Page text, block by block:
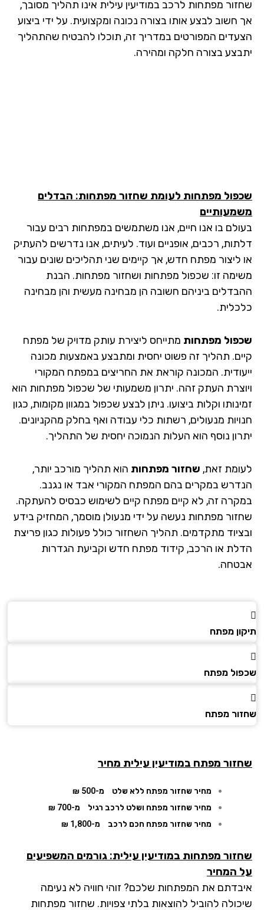
מפתחות לרכב במודיעין עילית אינו תהליך מסובך,
חשוב לבצע אותו בצורה נכונה ומקצועית. על ידי ביצוע
המפורטים במדריך זה, תוכלו להבטיח שהתהליך
בצורה חלקה ומהירה.
מפתחות לעומת שחזור מפתחות: הבדלים
בו אנו חיים, אנו משתמשים במפתחות רבים עבור
רכבים, אופניים ועוד. לעיתים, אנו נדרשים להעתיק
ליצור מפתח חדש, אך קיימים שני תהליכים שונים עבור
זו: שכפול מפתחות ושחזור מפתחות. הבנת
ביניהם חשובה הן מבחינה מעשית והן מבחינה
מפתחותמתייחס ליצירת עותק מדויק של מפתח
תהליך זה פשוט יחסית ומתבצע באמצעות מכונה
המכונה קוראת את החריצים במפתח המקורי
העתק זהה. יתרון משמעותי של שכפול מפתחות הוא
וקלות ביצועו. ניתן לבצע שכפול במגוון מקומות, כגון
מנעולים, רשתות כלי עבודה ואף בחלק מהקניונים.
נוסף הוא העלות הנמוכה יחסית של התהליך.
זאת,שחזור מפתחותהוא תהליך מורכב יותר,
במקרים בהם המפתח המקורי אבד או נגנב.
זה, לא קיים מפתח קיים לשימוש כבסיס להעתקה.
מפתחות נעשה על ידי מנעולן מוסמך, המחזיק בידע
מתקדמים. תהליך השחזור כולל פעולות כגון פריצת
או הרכב, קידוד מפתח חדש וקביעת הגדרות
מפתח
מפתח
מפתח
מפתחבמודיעין עילית מחיר
מחיר שחזור מפתח ללא שלט
מ-500 ₪
מחיר שחזור מפתח ושלט לרכב רגיל
מ-700 ₪
מחיר שחזור מפתח חכם לרכב
מ-1,800 ₪
מפתחות במודיעין עילית: גורמים המשפיעים
המחיר
את המפתחות שלכם? זוהי חוויה לא נעימה
להוביל להוצאות בלתי צפויות. שחזור מפתחות